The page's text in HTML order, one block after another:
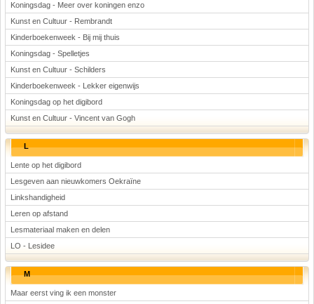
Koningsdag - Meer over koningen enzo
Kunst en Cultuur - Rembrandt
Kinderboekenweek - Bij mij thuis
Koningsdag - Spelletjes
Kunst en Cultuur - Schilders
Kinderboekenweek - Lekker eigenwijs
Koningsdag op het digibord
Kunst en Cultuur - Vincent van Gogh
L
Lente op het digibord
Lesgeven aan nieuwkomers Oekraïne
Linkshandigheid
Leren op afstand
Lesmateriaal maken en delen
LO - Lesidee
M
Maar eerst ving ik een monster